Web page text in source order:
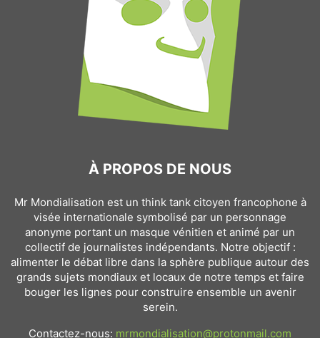
À PROPOS DE NOUS
Mr Mondialisation est un think tank citoyen francophone à
visée internationale symbolisé par un personnage
anonyme portant un masque vénitien et animé par un
collectif de journalistes indépendants. Notre objectif :
alimenter le débat libre dans la sphère publique autour des
grands sujets mondiaux et locaux de notre temps et faire
bouger les lignes pour construire ensemble un avenir
serein.
Contactez-nous: mrmondialisation@protonmail.com